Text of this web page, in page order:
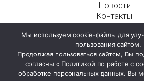
Новости
Контакты
125009, г. Москва, Никитский пер.,
Мы используем cookie-файлы для
пользования сайтом.
Продолжая пользоваться сайтом, Вы
согласны с Политикой по работе с
обработке персональных данных. Вы